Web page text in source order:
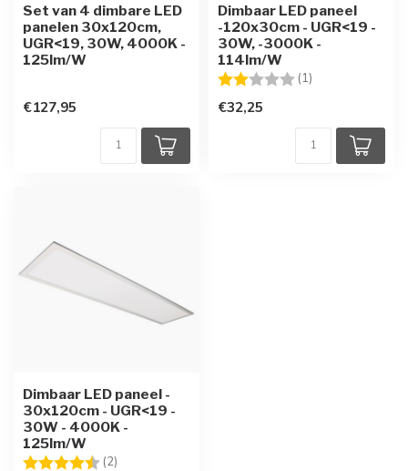
Set van 4 dimbare LED
panelen 30x120cm,
UGR<19, 30W, 4000K -
125lm/W
€127,95
Dimbaar LED paneel
-120x30cm - UGR<19 -
30W, -3000K -
114lm/W
Beoordeling: (1)
€32,25
Dimbaar LED paneel -
30x120cm - UGR<19 -
30W - 4000K -
125lm/W
Beoordeling: (2)